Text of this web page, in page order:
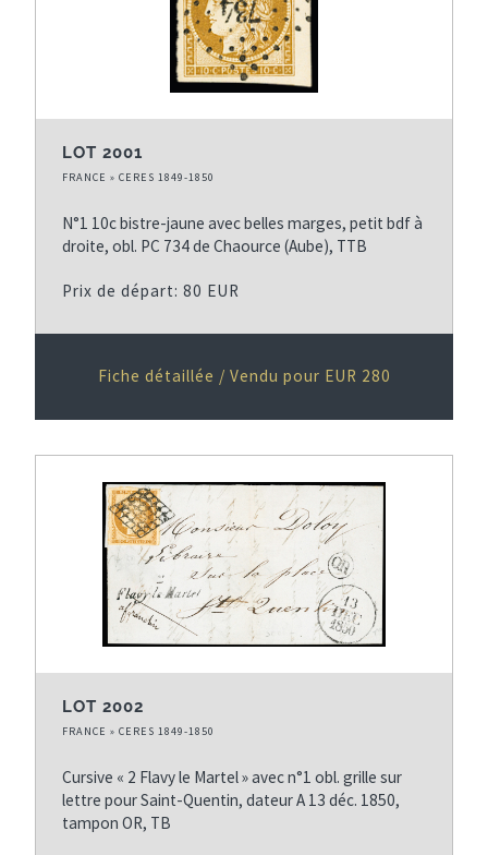
LOT 2001
FRANCE » CERES 1849-1850
N°1 10c bistre-jaune avec belles marges, petit bdf à
droite, obl. PC 734 de Chaource (Aube), TTB
Prix de départ: 80 EUR
Fiche détaillée / Vendu pour EUR 280
LOT 2002
FRANCE » CERES 1849-1850
Cursive « 2 Flavy le Martel » avec n°1 obl. grille sur
lettre pour Saint-Quentin, dateur A 13 déc. 1850,
tampon OR, TB